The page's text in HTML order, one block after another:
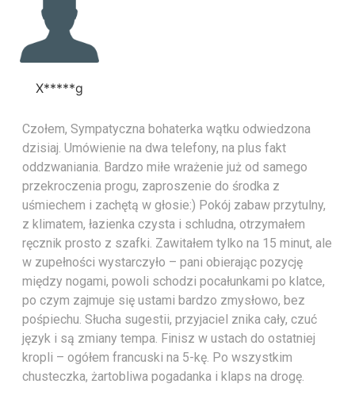
X*****g
Czołem, Sympatyczna bohaterka wątku odwiedzona
dzisiaj. Umówienie na dwa telefony, na plus fakt
oddzwaniania. Bardzo miłe wrażenie już od samego
przekroczenia progu, zaproszenie do środka z
uśmiechem i zachętą w głosie:) Pokój zabaw przytulny,
z klimatem, łazienka czysta i schludna, otrzymałem
ręcznik prosto z szafki. Zawitałem tylko na 15 minut, ale
w zupełności wystarczyło – pani obierając pozycję
między nogami, powoli schodzi pocałunkami po klatce,
po czym zajmuje się ustami bardzo zmysłowo, bez
pośpiechu. Słucha sugestii, przyjaciel znika cały, czuć
język i są zmiany tempa. Finisz w ustach do ostatniej
kropli – ogółem francuski na 5-kę. Po wszystkim
chusteczka, żartobliwa pogadanka i klaps na drogę.